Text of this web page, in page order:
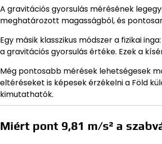
A gravitációs gyorsulás mérésének
meghatározott magasságból, és
Egy másik klasszikus módszer a fizikai
a gravitációs gyorsulás értéke. Ezek a
Még pontosabb mérések lehetségesek
eltéréseket is képesek érzékelni a Föld
kimutathatók.
Miért pont 9,81 m/s² a